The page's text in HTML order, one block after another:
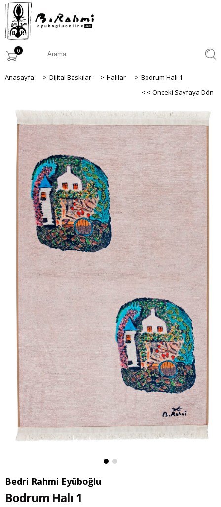
0
Anasayfa > Dijital Baskılar > Halılar > Bodrum Halı 1
< < Önceki Sayfaya Dön
Bedri Rahmi Eyüboğlu
Bodrum Halı 1